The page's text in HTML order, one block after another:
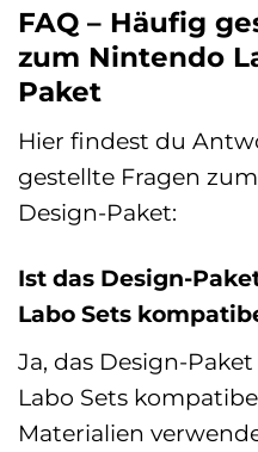
FAQ – Häufig
zum Nintendo
Paket
Hier findest du
gestellte Fragen
Design-Paket:
Ist das Design-
Labo Sets
Ja, das Design-
Labo Sets
Materialien